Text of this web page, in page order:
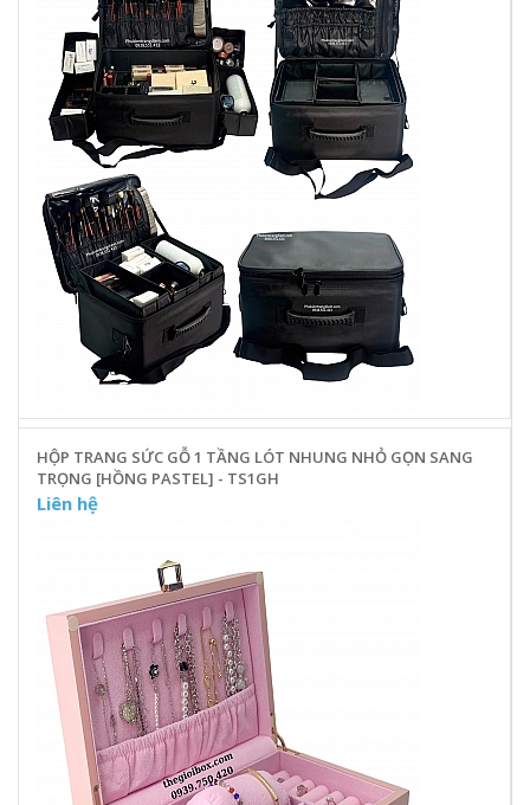
HỘP TRANG SỨC GỖ 1 TẦNG LÓT NHUNG NHỎ GỌN SANG
TRỌNG [HỒNG PASTEL] - TS1GH
Liên hệ